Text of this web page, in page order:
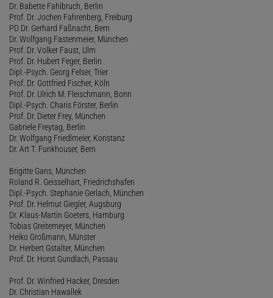
Dr. Babette Fahlbruch, Berlin
Prof. Dr. Jochen Fahrenberg, Freiburg
PD Dr. Gerhard Faßnacht, Bern
Dr. Wolfgang Fastenmeier, München
Prof. Dr. Volker Faust, Ulm
Prof. Dr. Hubert Feger, Berlin
Dipl.-Psych. Georg Felser, Trier
Prof. Dr. Gottfried Fischer, Köln
Prof. Dr. Ulrich M. Fleischmann, Bonn
Dipl.-Psych. Charis Förster, Berlin
Prof. Dr. Dieter Frey, München
Gabriele Freytag, Berlin
Dr. Wolfgang Friedlmeier, Konstanz
Dr. Art T. Funkhouser, Bern
Brigitte Gans, München
Roland R. Geisselhart, Friedrichshafen
Dipl.-Psych. Stephanie Gerlach, München
Prof. Dr. Helmut Giegler, Augsburg
Dr. Klaus-Martin Goeters, Hamburg
Tobias Greitemeyer, München
Heiko Großmann, Münster
Dr. Herbert Gstalter, München
Prof. Dr. Horst Gundlach, Passau
Prof. Dr. Winfried Hacker, Dresden
Dr. Christian Hawallek